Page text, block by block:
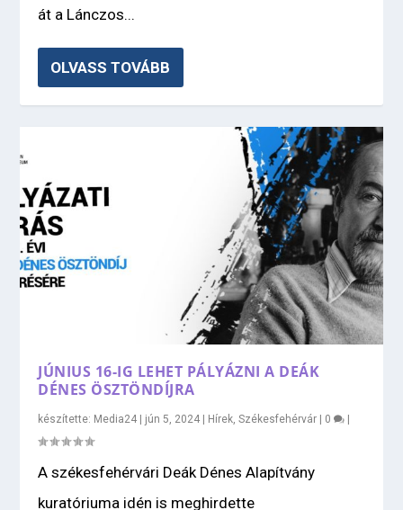
át a Lánczos...
OLVASS TOVÁBB
JÚNIUS 16-IG LEHET PÁLYÁZNI A DEÁK
DÉNES ÖSZTÖNDÍJRA
készítette: Media24 | jún 5, 2024 | Hírek ,Székesfehérvár | 0 |
A székesfehérvári Deák Dénes Alapítvány
kuratóriuma idén is meghirdette